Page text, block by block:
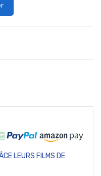
LEURS FILMS DE